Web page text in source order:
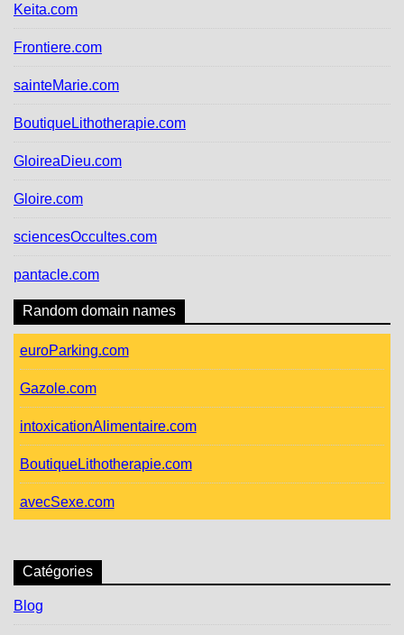
Keita.com
Frontiere.com
sainteMarie.com
BoutiqueLithotherapie.com
GloireaDieu.com
Gloire.com
sciencesOccultes.com
pantacle.com
Random domain names
euroParking.com
Gazole.com
intoxicationAlimentaire.com
BoutiqueLithotherapie.com
avecSexe.com
Catégories
Blog